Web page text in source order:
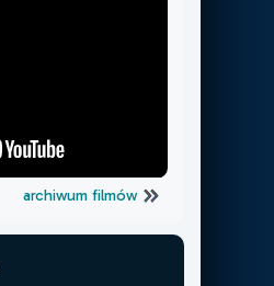
archiwum filmów